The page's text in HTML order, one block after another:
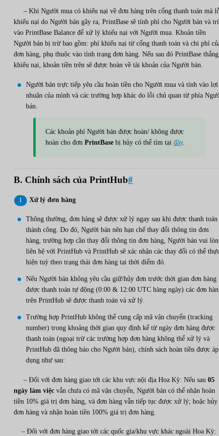
– Khi Người mua có khiếu nại về đơn hàng trên cổng thanh toán mà
khiếu nại do Người bán gây ra, PrintBase sẽ tính phí cho Người bán và
vào PrintBase Balance để xử lý khiếu nại với Người mua. Khoản tiền
Người bán bị trừ bao gồm: phí khiếu nại từ cổng thanh toán và chi phí
đơn hàng, phụ thuộc vào tình trạng đơn hàng. Nếu sau đó PrintBase thắng
khiếu nại, khoản tiền trên sẽ được hoàn về tài khoản của Người bán.
Người bán trực tiếp yêu cầu hoàn tiền cho Người mua và tính vào lợi
nhuận của mình và các trường hợp khác do lỗi chủ quan từ phía
bán.
Các khoản phí Người bán được hoàn/ không được
hoàn cho đơn PrintBase bị hủy có thể tìm tại đây.
B. Chính sách của PrintHub#
Xử lý đơn hàng
Thông thường, đơn hàng sẽ được xử lý ngay sau khi được thanh toán
thành công. Do đó, Người bán nên hạn chế thay đổi thông tin đơn
hàng, trường hợp cần thay đổi thông tin đơn hàng, Người bán vui
liên hệ với PrintHub và PrintHub sẽ xác nhận các thay đổi có thể
hiện tuỳ theo trạng thái đơn hàng tại thời điểm đó.
Nếu Người bán không yêu cầu giữ/hủy đơn trước thời gian đơn hàng
được thanh toán tự động (0:00 & 12:00 UTC hàng ngày) các đơn
trên PrintHub sẽ được thanh toán và xử lý.
Trường hợp PrintHub không thể cung cấp mã vận chuyển (tracking
number) trong khoảng thời gian quy định kể từ ngày đơn hàng được
thanh toán (ngoại trừ các trường hợp đơn hàng không thể xử lý và
PrintHub đã thông báo cho Người bán), chính sách hoàn tiền được áp
dụng như sau:
– Đối với đơn hàng giao tới các khu vực nội địa Hoa Kỳ: Nếu sau 05
ngày làm việc vẫn chưa có mã vận chuyển, Người bán có thể nhận hoàn
tiền 10% giá trị đơn hàng, và đơn hàng vẫn tiếp tục được xử lý; hoặc hủy
đơn hàng và nhận hoàn tiền 100% giá trị đơn hàng.
– Đối với đơn hàng giao tới các quốc gia/khu vực khác ngoài Hoa Kỳ: